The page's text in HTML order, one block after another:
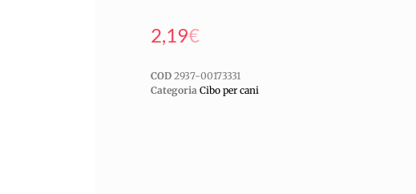
2,19€
COD 2937-00173331
Categoria Cibo per cani